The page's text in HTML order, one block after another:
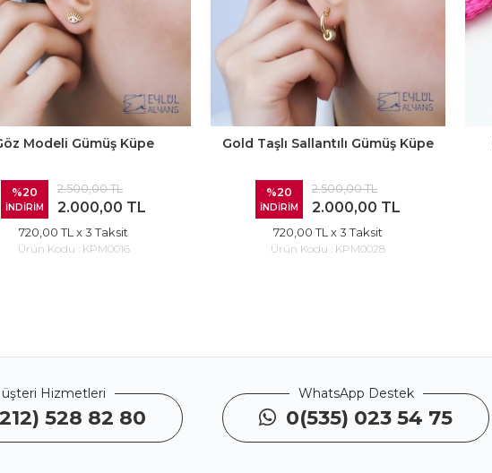
Modeli Gümüş Küpe
%20
İNDİRİM
2.500,00 TL
2.000,00 TL
720,00 TL x 3 Taksit
Ürün Kodu : KPM0016
Gold Taşlı Sallantılı Gümüş Küpe
%20
İNDİRİM
2.500,00 TL
2.000,00 TL
720,00 TL x 3 Taksit
Ürün Kodu : KPM0028
Hizmetleri
528 82 80
WhatsApp Destek
0(535) 023 54 75